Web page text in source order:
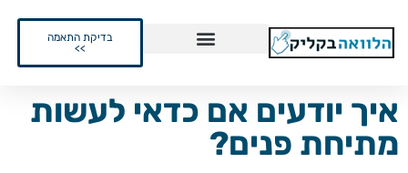
Skip
בדיקת התאמה
>>
איך יודעים אם כדאי לעשות
מתיחת פנים?